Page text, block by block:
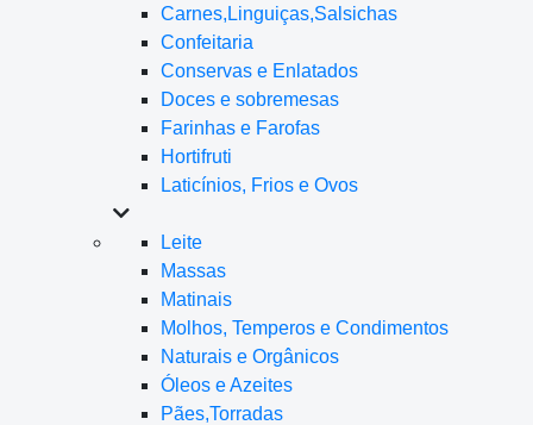
Carnes,Linguiças,Salsichas
Confeitaria
Conservas e Enlatados
Doces e sobremesas
Farinhas e Farofas
Hortifruti
Laticínios, Frios e Ovos
Leite
Massas
Matinais
Molhos, Temperos e Condimentos
Naturais e Orgânicos
Óleos e Azeites
Pães,Torradas